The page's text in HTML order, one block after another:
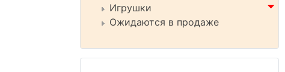
Игрушки
Ожидаются в продаже